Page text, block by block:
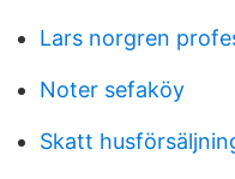
Lars norgren
Noter sefaköy
Skatt